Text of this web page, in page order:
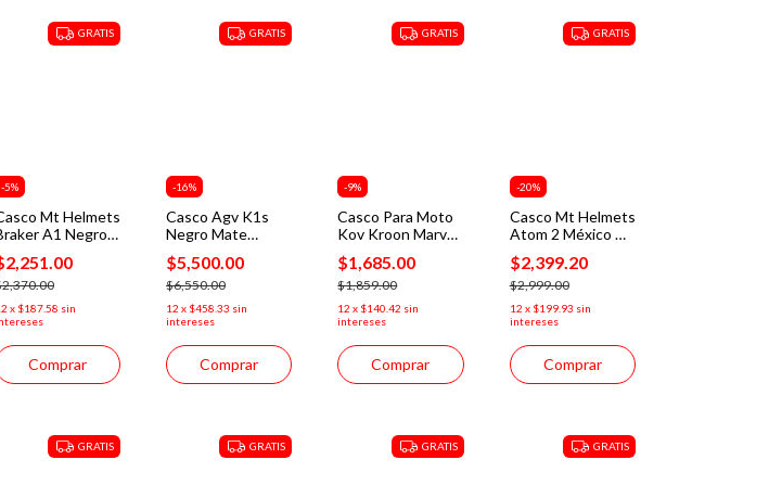
GRATIS
-5%
Mt Helmets
A1 Negro
Mate Certificación
x $187.58 sin
Comprar
GRATIS
-16%
Casco Agv K1s
Negro Mate
Certificación Ece
2206 Motocity
$5,500.00
$6,550.00
12 x $458.33 sin
intereses
Comprar
GRATIS
-9%
Casco Para Moto
Kov Kroon Marvel
Spiderman Rojo
$1,685.00
$1,859.00
12 x $140.42 sin
intereses
Comprar
GRATIS
-20%
Casco Mt Helmets
Atom 2 México D5
Ece2206 Abatible
México
$2,399.20
$2,999.00
12 x $199.93 sin
intereses
Comprar
GRATIS GRATIS GRATIS GRATIS